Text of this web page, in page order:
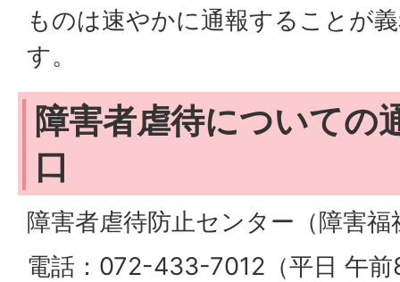
ものは速やかに通報することが
す。
障害者虐待についての
口
障害者虐待防止センター（障害福
電話：072-433-7012（平日 午